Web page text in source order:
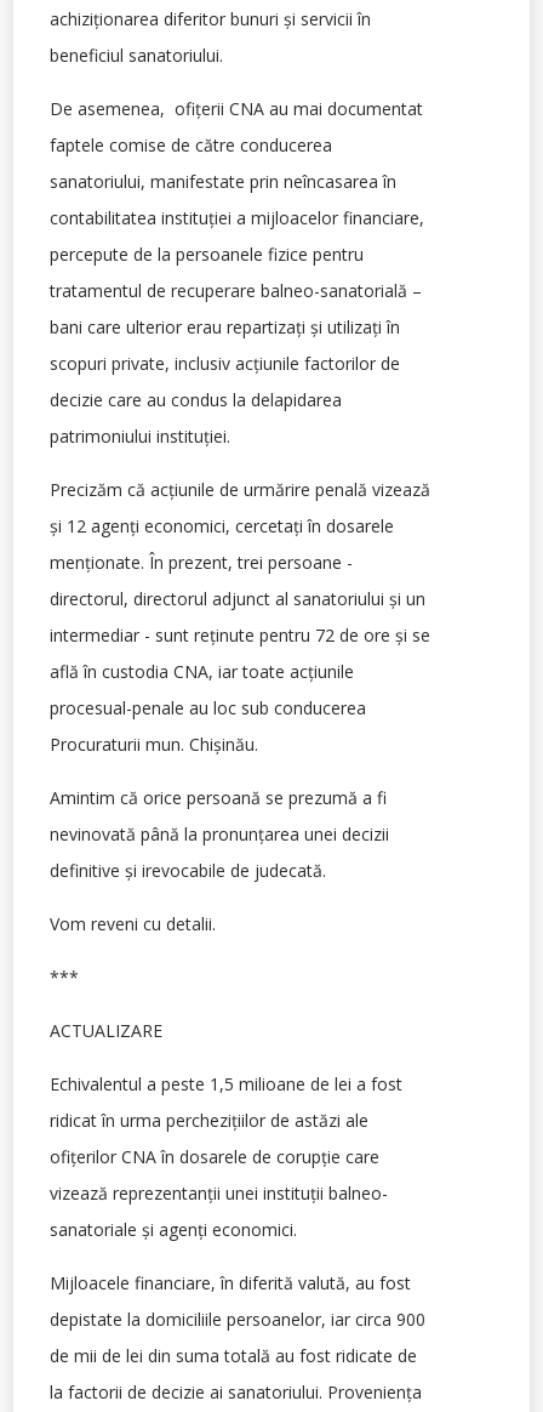
achiziționarea diferitor bunuri și servicii în
beneficiul sanatoriului.
De asemenea, ofițerii CNA au mai documentat
faptele comise de către conducerea
sanatoriului, manifestate prin neîncasarea în
contabilitatea instituției a mijloacelor financiare,
percepute de la persoanele fizice pentru
tratamentul de recuperare balneo-sanatorială –
bani care ulterior erau repartizați și utilizați în
scopuri private, inclusiv acțiunile factorilor de
decizie care au condus la delapidarea
patrimoniului instituției.
Precizăm că acțiunile de urmărire penală vizează
și 12 agenți economici, cercetați în dosarele
menționate. În prezent, trei persoane -
directorul, directorul adjunct al sanatoriului și un
intermediar - sunt reținute pentru 72 de ore și se
află în custodia CNA, iar toate acțiunile
procesual-penale au loc sub conducerea
Procuraturii mun. Chișinău.
Amintim că orice persoană se prezumă a fi
nevinovată până la pronunțarea unei decizii
definitive și irevocabile de judecată.
Vom reveni cu detalii.
***
ACTUALIZARE
Echivalentul a peste 1,5 milioane de lei a fost
ridicat în urma perchezițiilor de astăzi ale
ofițerilor CNA în dosarele de corupție care
vizează reprezentanții unei instituții balneo-
sanatoriale și agenți economici.
Mijloacele financiare, în diferită valută, au fost
depistate la domiciliile persoanelor, iar circa 900
de mii de lei din suma totală au fost ridicate de
la factorii de decizie ai sanatoriului. Proveniența